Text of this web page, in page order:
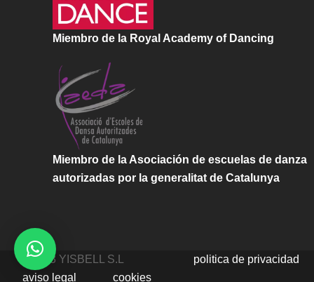
Miembro de la Royal Academy of Dancing
Miembro de la Asociación de escuelas de danza
autorizadas por la generalitat de Catalunya
©2023 YISBELL S.L politica de privacidad
aviso legal
cookies